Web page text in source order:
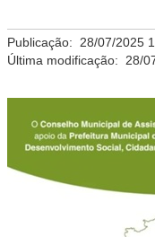
Publicação: 28/07/2025
Última modificação: 28/